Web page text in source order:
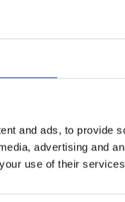
and ads, to provide
advertising and
use of their
ölçüsü ile | GSV boy